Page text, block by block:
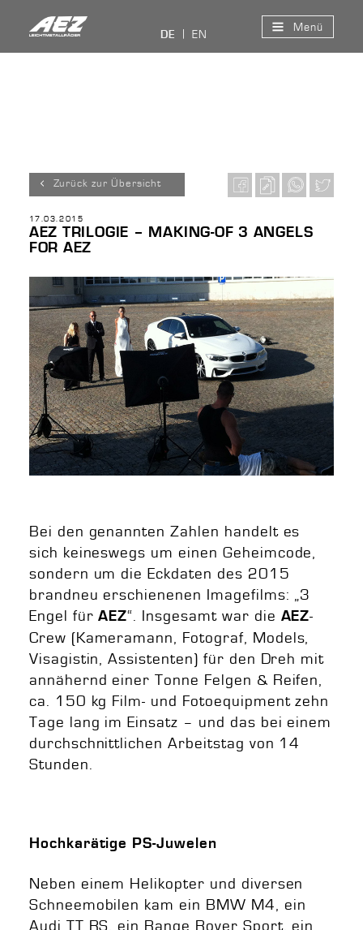
DE EN
Menü
Zurück zur Übersicht
17.03.2015
AEZ TRILOGIE – MAKING-OF 3 ANGELS
FOR AEZ
Bei den genannten Zahlen handelt es
sich keineswegs um einen Geheimcode,
sondern um die Eckdaten des 2015
brandneu erschienenen Imagefilms: „3
Engel fürAEZ“. Insgesamt war die AEZ-
Crew (Kameramann, Fotograf, Models,
Visagistin, Assistenten) für den Dreh mit
annähernd einer Tonne Felgen & Reifen,
ca. 150 kg Film- und Fotoequipment zehn
Tage lang im Einsatz – und das bei einem
durchschnittlichen Arbeitstag von 14
Stunden.
Hochkarätige PS-Juwelen
Neben einem Helikopter und diversen
Schneemobilen kam ein BMW M4, ein
Audi TT RS, ein Range Rover Sport, ein